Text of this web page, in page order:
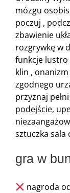
mózgu
poczuj ,
zbawienie
rozgrywkę w
funkcje lustro
klin ,
zgodnego
przyznaj
podejście,
sztuczka sala
gra w
nagroda